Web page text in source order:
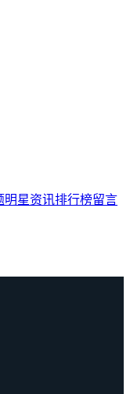
明星资讯排行榜留言